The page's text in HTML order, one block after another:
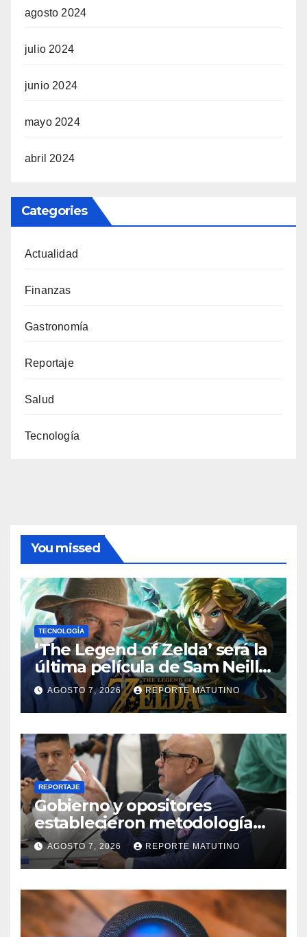
agosto 2024
julio 2024
junio 2024
mayo 2024
abril 2024
Categories
Actualidad
Finanzas
Gastronomía
Reportaje
Salud
Tecnología
You missed
TECNOLOGÍA
‘The Legend of Zelda’ será la
última película de Sam Neill…
que ya tiene villano
confirmado
AGOSTO 7, 2026 REPORTE MATUTINO
REPORTAJE
Gobierno y opositores
establecieron metodología
para el proceso de diálogo en
Venezuela
AGOSTO 7, 2026 REPORTE MATUTINO